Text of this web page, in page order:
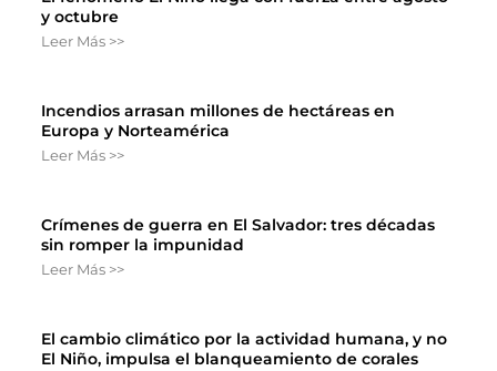
y octubre
Leer Más >>
Incendios arrasan millones de hectáreas en
Europa y Norteamérica
Leer Más >>
Crímenes de guerra en El Salvador: tres décadas
sin romper la impunidad
Leer Más >>
El cambio climático por la actividad humana, y no
El Niño, impulsa el blanqueamiento de corales